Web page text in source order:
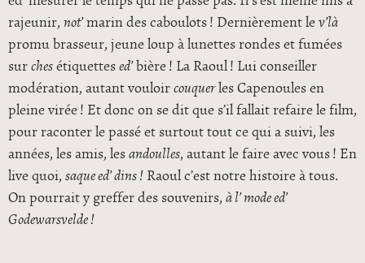
rajeunir, not’marin des caboulots ! Dernièrement le v’là
promu brasseur, jeune loup à lunettes rondes et fumées
sur ches étiquettes ed’bière ! La Raoul ! Lui conseiller
modération, autant vouloir couquerles Capenoules en
pleine virée ! Et donc on se dit que s’il fallait refaire le film,
pour raconter le passé et surtout tout ce qui a suivi, les
années, les amis, les andoulles, autant le faire avec vous ! En
live quoi, saque ed’ dins ! Raoul c’est notre histoire à tous.
On pourrait y greffer des souvenirs, à l’ mode ed’
Godewarsvelde !